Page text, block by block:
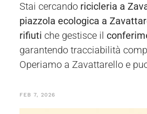
Stai cercando ricicleria a
piazzola ecologica a
rifiuti che gestisce il
garantendo tracciabilità
Operiamo a Zavattarello e
FEB 7, 2026